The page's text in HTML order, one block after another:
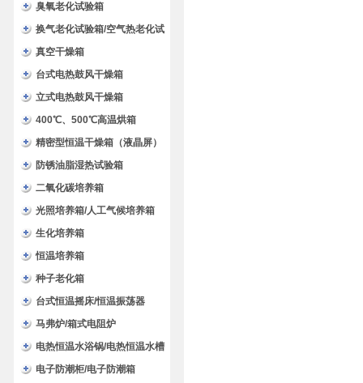
（耗材）
臭氧老化试验箱
换气老化试验箱/空气热老化试
验箱
真空干燥箱
台式电热鼓风干燥箱
立式电热鼓风干燥箱
400℃、500℃高温烘箱
精密型恒温干燥箱（液晶屏）
防锈油脂湿热试验箱
二氧化碳培养箱
光照培养箱/人工气候培养箱
生化培养箱
恒温培养箱
种子老化箱
台式恒温摇床/恒温振荡器
马弗炉/箱式电阻炉
电热恒温水浴锅/电热恒温水槽
电子防潮柜/电子防潮箱